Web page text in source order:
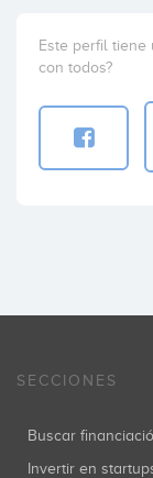
Este perfil tiene
con todos?
SECCIONES
Buscar
Invertir en